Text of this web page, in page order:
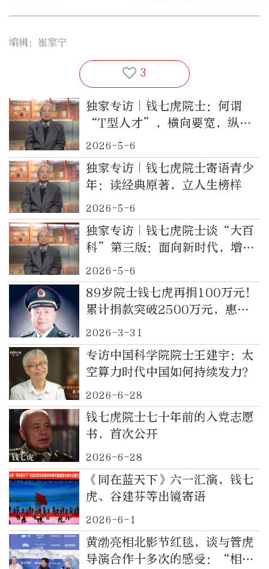
编辑：崔家宁
3
独家专访｜钱七虎院士：何谓
“T型人才”，横向要宽，纵向
要深
2026-5-6
独家专访｜钱七虎院士寄语青少
年：读经典原著，立人生榜样
2026-5-6
独家专访｜钱七虎院士谈“大百
科”第三版：面向新时代，增补
新学科
2026-5-6
89岁院士钱七虎再捐100万元！
累计捐款突破2500万元，惠及
超2000人次
2026-3-31
专访中国科学院院士王建宇：太
空算力时代中国如何持续发力？
2026-6-28
钱七虎院士七十年前的入党志愿
书，首次公开
2026-6-28
《同在蓝天下》六一汇演，钱七
虎、谷建芬等出镜寄语
2026-6-1
黄渤亮相北影节红毯，谈与管虎
导演合作十多次的感受：“相濡